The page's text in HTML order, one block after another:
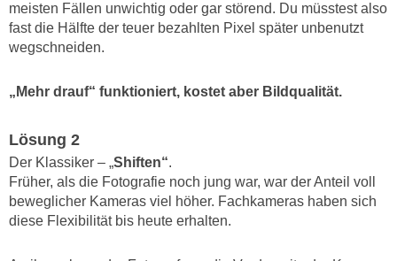
meisten Fällen unwichtig oder gar störend. Du müsstest also
fast die Hälfte der teuer bezahlten Pixel später unbenutzt
wegschneiden.
„Mehr drauf“ funktioniert, kostet aber Bildqualität.
Lösung 2
Der Klassiker – „Shiften“.
Früher, als die Fotografie noch jung war, war der Anteil voll
beweglicher Kameras viel höher. Fachkameras haben sich
diese Flexibilität bis heute erhalten.